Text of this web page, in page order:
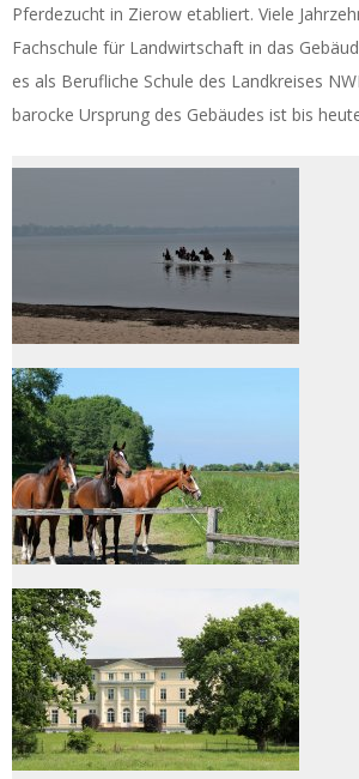
Pferdezucht in Zierow etabliert. Viele
Fachschule für Landwirtschaft in das
es als Berufliche Schule des Landkreises
barocke Ursprung des Gebäudes ist bis